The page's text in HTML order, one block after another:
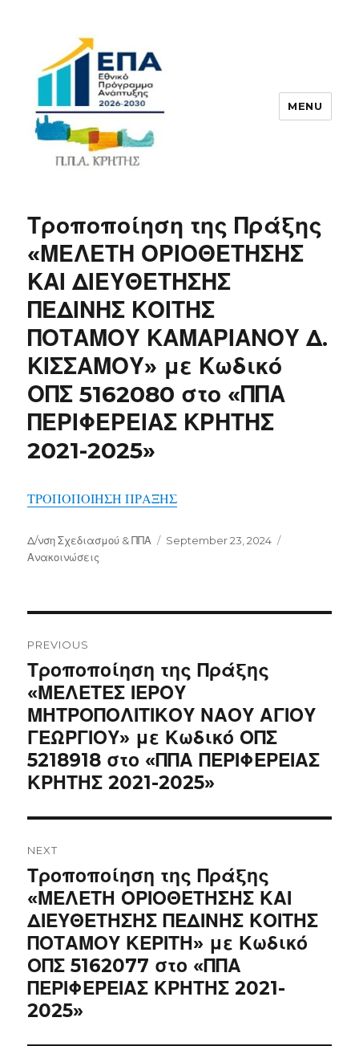
MENU
Τροποποίηση της Πράξης
«ΜΕΛΕΤΗ ΟΡΙΟΘΕΤΗΣΗΣ
ΚΑΙ ΔΙΕΥΘΕΤΗΣΗΣ
ΠΕΔΙΝΗΣ ΚΟΙΤΗΣ
ΠΟΤΑΜΟΥ ΚΑΜΑΡΙΑΝΟΥ Δ.
ΚΙΣΣΑΜΟΥ» με Κωδικό
ΟΠΣ 5162080 στο «ΠΠΑ
ΠΕΡΙΦΕΡΕΙΑΣ ΚΡΗΤΗΣ
2021-2025»
ΤΡΟΠΟΠΟΙΗΣΗ ΠΡΑΞΗΣ
Author
Δ/νση Σχεδιασμού & ΠΠΑ
Posted
September 23, 2024
Ανακοινώσεις
navigation
PREVIOUS
Previous
post:
Τροποποίηση της Πράξης
«ΜΕΛΕΤΕΣ ΙΕΡΟΥ
ΜΗΤΡΟΠΟΛΙΤΙΚΟΥ ΝΑΟΥ ΑΓΙΟΥ
ΓΕΩΡΓΙΟΥ» με Κωδικό ΟΠΣ
5218918 στο «ΠΠΑ ΠΕΡΙΦΕΡΕΙΑΣ
ΚΡΗΤΗΣ 2021-2025»
NEXT
Next
post:
Τροποποίηση της Πράξης
«ΜΕΛΕΤΗ ΟΡΙΟΘΕΤΗΣΗΣ ΚΑΙ
ΔΙΕΥΘΕΤΗΣΗΣ ΠΕΔΙΝΗΣ ΚΟΙΤΗΣ
ΠΟΤΑΜΟΥ ΚΕΡΙΤΗ» με Κωδικό
ΟΠΣ 5162077 στο «ΠΠΑ
ΠΕΡΙΦΕΡΕΙΑΣ ΚΡΗΤΗΣ 2021-
2025»